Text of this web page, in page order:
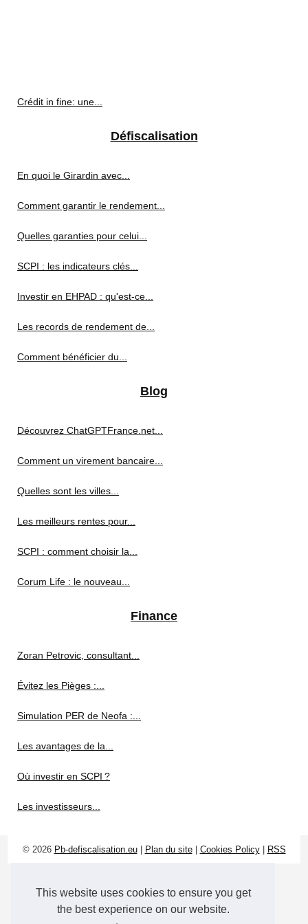
This website uses cookies to ensure you get
the best experience on our website.
Crédit in fine: une...
Défiscalisation
En quoi le Girardin avec...
Comment garantir le rendement...
Quelles garanties pour celui...
SCPI : les indicateurs clés...
Investir en EHPAD : qu'est-ce...
Les records de rendement de...
Comment bénéficier du...
Blog
Découvrez ChatGPTFrance.net...
Comment un virement bancaire...
Quelles sont les villes...
Les meilleurs rentes pour...
SCPI : comment choisir la...
Corum Life : le nouveau...
Finance
Zoran Petrovic, consultant...
Évitez les Pièges :...
Simulation PER de Neofa :...
Les avantages de la...
Où investir en SCPI ?
Les investisseurs...
© 2026 Pb-defiscalisation.eu| Plan du site| Cookies Policy| RSS